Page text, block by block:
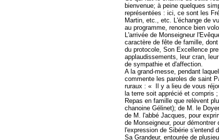
bienvenue; à peine quelques
représentées : ici, ce sont les
Martin, etc., etc. L'échange de
au programme, renonce bien
L'arrivée de Monseigneur
caractère de fête de famille,
du protocole, Son Excellence
applaudissements, leur cran,
de sympathie et d'affection.
A la grand-messe, pendant
commente les paroles de saint
ruraux : « Il y a lieu de vous
la terre soit apprécié et compris
Repas en famille que relèvent
chanoine Gélinet); de M. le
de M. l'abbé Jacques, pour
de Monseigneur, pour
l'expression de Sibérie s'entend
Sa Grandeur, entourée de